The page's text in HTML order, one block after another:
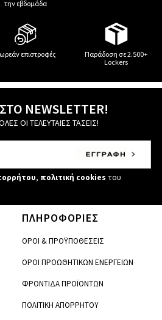
την εβδομάδα
επιστροφές
Παράδοση σε 2.500+
Lockers
NEWSLETTER!
ΟΙ ΤΕΛΕΥΤΑΙΕΣ ΤΑΣΕΙΣ!
, πολιτική cookies του
ΠΛΗΡΟΦΟΡΙΕΣ
ΟΡΟΙ & ΠΡΟΫΠΟΘΕΣΕΙΣ
ΟΡΟΙ ΠΡΟΩΘΗΤΙΚΩΝ ΕΝΕΡΓΕΙΩΝ
ΦΡΟΝΤΙΔΑ ΠΡΟΪΟΝΤΩΝ
ΠΟΛΙΤΙΚΗ ΑΠΟΡΡΗΤΟΥ